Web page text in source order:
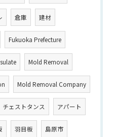
倉庫 建材
Fukuoka Prefecture
Mold Removal
Mold Removal Company
チェストタンス アパート
羽目板 島原市